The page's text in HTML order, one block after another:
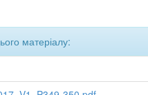
матеріалу: